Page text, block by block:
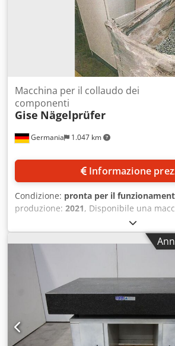
Dodpfx Aoxltu Nel Nock
Germania 1.047 km
Macchina per il collaudo dei
componenti
Gise Nägelprüfer
Informazione
Condizione: pronta per il
produzione: 2021, Disponibile una
automatica Gise per chiodi. Procedura
elaborazione immagini, sistema di
CV-X300F, capacità: circa 60 chiodi/
rilevamento: 98%, dimensioni macchina
1200mm/1000mm/1100mm, peso: ca.
Siemens S7-1500. Inclusivo di
Documentazione disponibile. Possibile
Dcodeyarqaspfx Al Nok